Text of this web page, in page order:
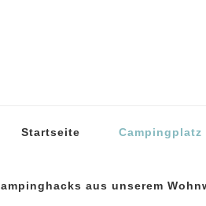
Startseite Campingplatz
aus unserem